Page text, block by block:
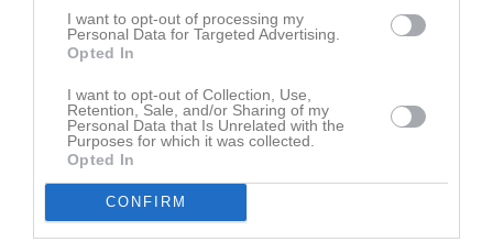
I want to opt-out of processing my
Personal Data for Targeted Advertising.
Opted In
I want to opt-out of Collection, Use,
Retention, Sale, and/or Sharing of my
Personal Data that Is Unrelated with the
Purposes for which it was collected.
Opted In
CONFIRM
1. Sill 13%
2. Lax 11%
Julskinka 25%
5. Prinskorv 5%
6. Janssons Frestelse 24%
--- --- --- --- --- ---
Vecka 50:Vad var snyggast i helgen?